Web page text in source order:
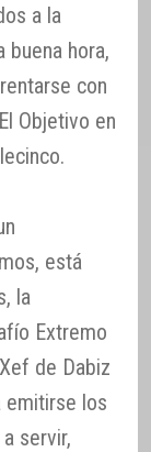
a la
buena hora,
con
Objetivo en
está
la
Extremo
de Dabiz
emitirse los
servir,